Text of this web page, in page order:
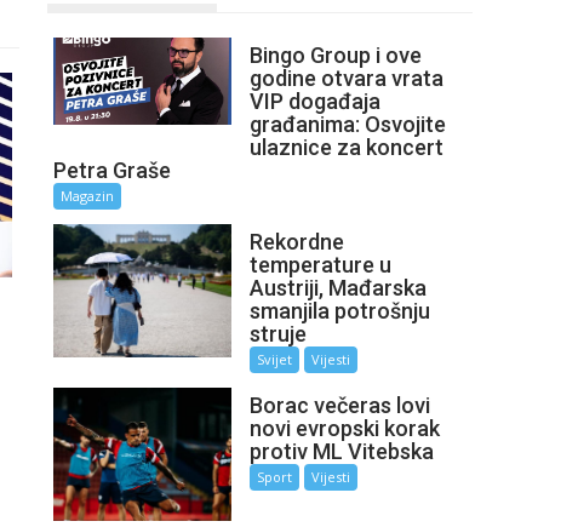
Bingo Group i ove
godine otvara vrata
VIP događaja
građanima: Osvojite
ulaznice za koncert
Petra Graše
Magazin
Rekordne
temperature u
Austriji, Mađarska
smanjila potrošnju
struje
Svijet Vijesti
Borac večeras lovi
novi evropski korak
protiv ML Vitebska
Sport Vijesti